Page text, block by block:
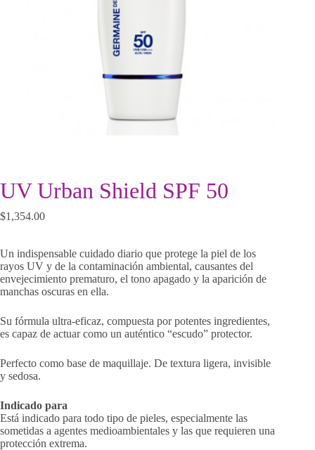
UV Urban Shield SPF 50
$1,354.00
Un indispensable cuidado diario que protege la piel de los
rayos UV y de la contaminación ambiental, causantes del
envejecimiento prematuro, el tono apagado y la aparición de
manchas oscuras en ella.
Su fórmula ultra-eficaz, compuesta por potentes ingredientes,
es capaz de actuar como un auténtico “escudo” protector.
Perfecto como base de maquillaje. De textura ligera, invisible
y sedosa.
Indicado para
Está indicado para todo tipo de pieles, especialmente las
sometidas a agentes medioambientales y las que requieren una
protección extrema.